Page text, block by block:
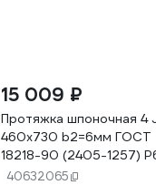
15 009 ₽
Протяжка шпоночная 4
460x730 b2=6мм ГОСТ
18218-90 (2405-1257)
Beltools ri.135.210
40632065